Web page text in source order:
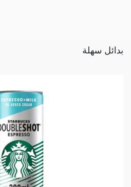
بدائل سهلة